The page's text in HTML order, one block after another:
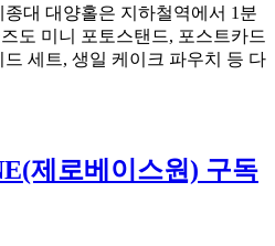
대 대양홀은 지하철역에서 1분
도 미니 포토스탠드, 포스트카드
세트, 생일 케이크 파우치 등 다
제로베이스원) 구독